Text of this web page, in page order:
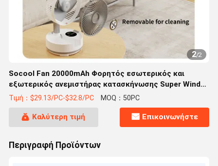
1/2
Socool Fan 20000mAh Φορητός εσωτερικός και
εξωτερικός ανεμιστήρας κατασκήνωσης Super Wind
Super Quiet τηλεχειριστήριο
Τιμή：$29.13/PC-$32.8/PC MOQ：50PC
Καλύτερη τιμή Επικοινωνήστε
Περιγραφή Προϊόντων